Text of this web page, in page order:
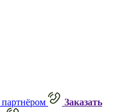
партнёром
Заказать